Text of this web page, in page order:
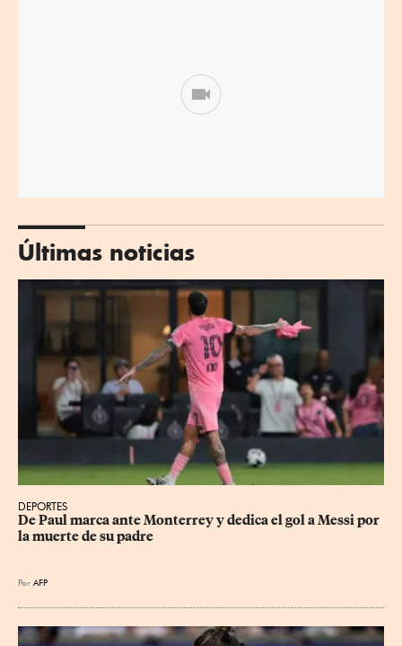
Últimas noticias
DEPORTES
De Paul marca ante Monterrey y dedica el gol a Messi por
la muerte de su padre
Por AFP